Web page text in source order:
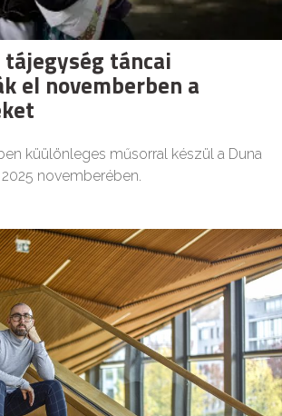
táncai
el novemberben a
küülönleges műsorral készül a Duna
novemberében.